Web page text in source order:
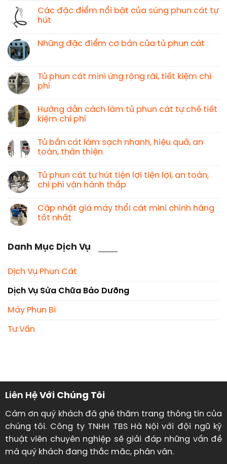
Các đặc điểm nổi bật của súng phun cát tự
hút
Những đặc điểm cơ bản của tủ phun cát
Tủ phun cát mini ứng rộng rãi, tiết kiệm chi
phí
Hướng dẫn cách làm tủ phun cát tự chế tiết
kiệm chi phí
Tủ bắn cát làm sạch nhanh, hiệu quả, an
toàn, thân thiện
Tủ phun cát tự hút tiện lợi tiện lợi, an toàn,
chi phí vận hành thấp
Cập nhật giá máy thổi cát mini chính hãng
tốt nhất
Danh Mục Dịch Vụ
Dịch Vụ Phun Cát
Dịch Vụ Sửa Chữa Bảo Dưỡng
Máy Phun Bi
Tư Vấn
Liên Hệ Với Chúng Tôi
Cám ơn quý khách đã ghé thăm trang thông tin của
chúng tôi. Công ty TNHH TBS Hà Nội với đội ngũ kỹ
thuật viên chuyên nghiệp sẽ giải đáp những vấn đề
mà quý khách đang thắc măc, phân vân.